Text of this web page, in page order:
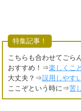
特集記事！
こちらも合わせてごら
おすすめ！⇒楽しくこ
大丈夫？⇒誤用しやす
ここぞという時に⇒苦